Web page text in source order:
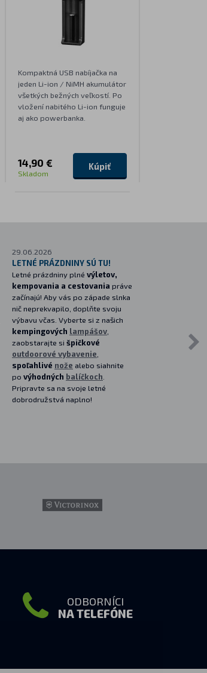
Kompaktná USB nabíjačka na
jeden Li-ion / NiMH akumulátor
všetkých bežných veľkostí. Po
vložení nabitého Li-ion funguje
aj ako powerbanka.
14,90 €
Skladom
Kúpiť
29.06.2026
LETNÉ PRÁZDNINY SÚ TU!
Letné prázdniny plné výletov,
kempovania a cestovania práve
začínajú! Aby vás po západe slnka
nič neprekvapilo, doplňte svoju
výbavu včas. Vyberte si z našich
kempingových lampášov,
zaobstarajte si špičkové
outdoorové vybavenie
spoľahlivé nože alebo siahnite
po výhodných balíčkoch
Pripravte sa na svoje letné
dobrodružstvá naplno!
ODBORNÍCI
NA TELEFÓNE